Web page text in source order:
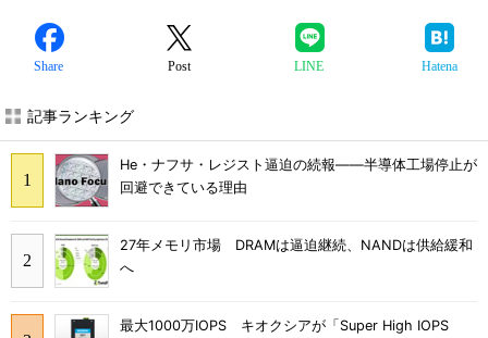
Share Post LINE Hatena
記事ランキング
He・ナフサ・レジスト逼迫の続報――半導体工場停止が
回避できている理由
27年メモリ市場 DRAMは逼迫継続、NANDは供給緩和
へ
最大1000万IOPS キオクシアが「Super High IOPS